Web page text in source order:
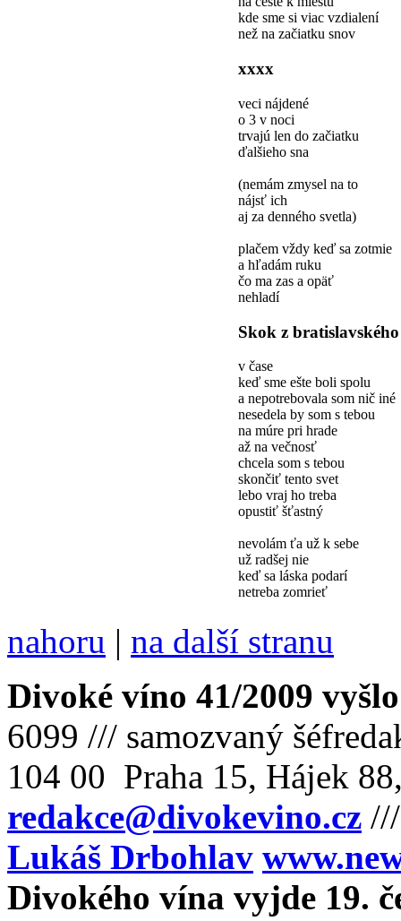
kde sme si viac vzdialení
než na začiatku snov
xxxx
veci nájdené
o 3 v noci
trvajú len do začiatku
ďalšieho sna
(nemám zmysel na to
nájsť ich
aj za denného svetla)
plačem vždy keď sa zotmie
a hľadám ruku
čo ma zas a opäť
nehladí
Skok z
v čase
keď sme ešte boli spolu
a nepotrebovala som nič iné
nesedela by som s tebou
na múre pri hrade
až na večnosť
chcela som s tebou
skončiť tento svet
lebo vraj ho treba
opustiť šťastný
nevolám ťa už k sebe
už radšej nie
keď sa láska podarí
netreba zomrieť
nahoru | na další stranu
Divoké víno 41/2009
6099 /// samozvaný
104 00 Praha 15, Hájek
redakce@divokevino.cz
Lukáš Drbohlav
Divokého vína vyjde 19.